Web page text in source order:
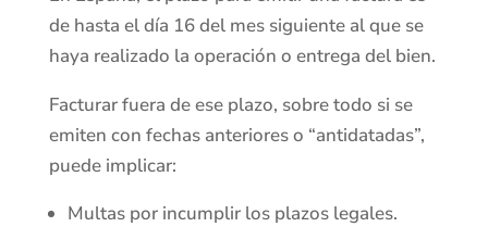
de hasta el día 16 del mes siguiente al que se
haya realizado la operación o entrega del bien.
Facturar fuera de ese plazo, sobre todo si se
emiten con fechas anteriores o “antidatadas”,
puede implicar:
Multas por incumplir los plazos legales.